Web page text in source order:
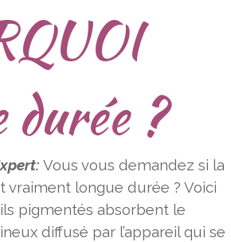
durée ?
Vous vous demandez si la
vraiment longue durée ? Voici
pigmentés absorbent le
diffusé par l’appareil qui se